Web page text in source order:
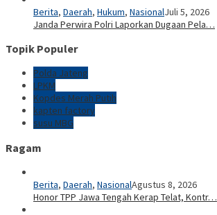
Berita, Daerah, Hukum, NasionalJuli 5, 2026
Janda Perwira Polri Laporkan Dugaan Pela…
Topik Populer
Polda Jateng
LPKM
Kopdes Merah Putih
kapten factory
susu MBG
Ragam
Berita, Daerah, NasionalAgustus 8, 2026
Honor TPP Jawa Tengah Kerap Telat, Kontr…